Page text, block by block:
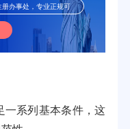
办事处，专业正规可
一系列基本条件，这